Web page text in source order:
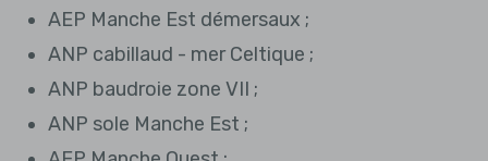
AEP Manche Est démersaux ;
ANP cabillaud - mer Celtique ;
ANP baudroie zone VII ;
ANP sole Manche Est ;